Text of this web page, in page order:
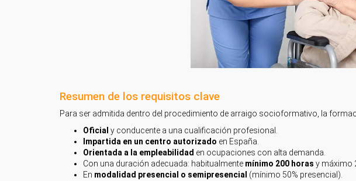
Resumen de los requisitos clave
Para ser admitida dentro del procedimiento de arraigo socioformativo, la
Oficial y conducente a una cualificación profesional.
Impartida en un centro autorizado en España.
Orientada a la empleabilidad en ocupaciones con alta demanda.
Con una duración adecuada: habitualmente mínimo 200 horas y máximo
En modalidad presencial o semipresencial (mínimo 50% presencial).